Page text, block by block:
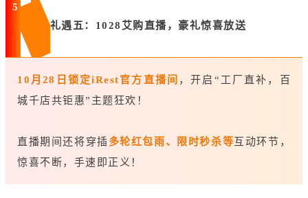
5
礼遇五：1028艾购直播，豪礼惊喜放送
10月28日锁定iRest官方直播间 ，开启“工厂直补，百
城千店共钜惠”主题狂欢！
直播期间还将穿插多轮红包雨、限时秒杀等互动环节，
惊喜不断，手速即正义！